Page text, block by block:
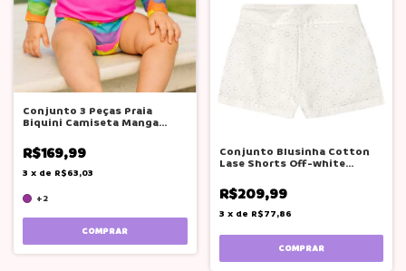
Conjunto 3 Peças Praia
Biquini Camiseta Manga
R$169,99
3 x de R$63,03
+2
COMPRAR
Conjunto Blusinha Cotton
Lase Shorts Off-white
R$209,99
3 x de R$77,86
COMPRAR